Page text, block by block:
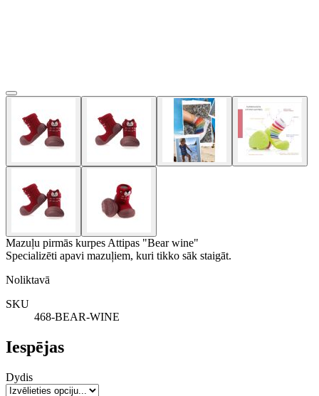
Mazuļu pirmās kurpes Attipas "Bear wine"
Specializēti apavi mazuļiem, kuri tikko sāk staigāt.
Noliktavā
SKU
468-BEAR-WINE
Iespējas
Dydis